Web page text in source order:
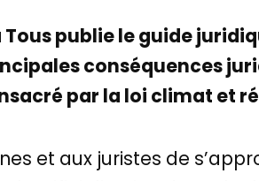
publie le guide
conséquences
par la loi climat et
et aux juristes de